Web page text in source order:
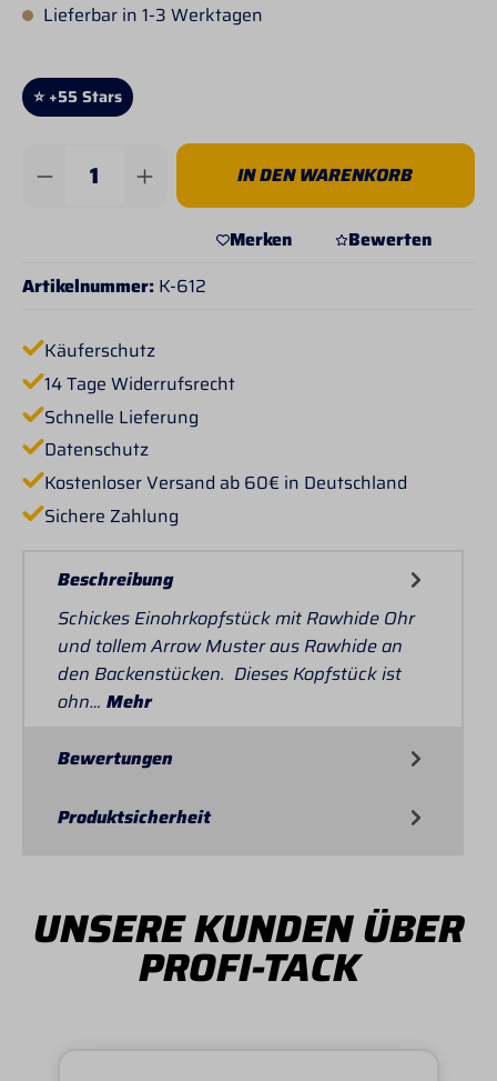
Lieferbar in 1-3 Werktagen
⭐ +55 Stars
Produkt Anzahl: Gib den gewünschten
IN DEN WARENKORB
Merken
Bewerten
Artikelnummer: K-612
Käuferschutz
14 Tage Widerrufsrecht
Schnelle Lieferung
Datenschutz
Kostenloser Versand ab 60€ in Deutschland
Sichere Zahlung
Beschreibung
Schickes Einohrkopfstück mit Rawhide Ohr
und tollem Arrow Muster aus Rawhide an
den Backenstücken. Dieses Kopfstück ist
ohn… Mehr
Bewertungen
Produktsicherheit
UNSERE KUNDEN ÜBER
PROFI-TACK